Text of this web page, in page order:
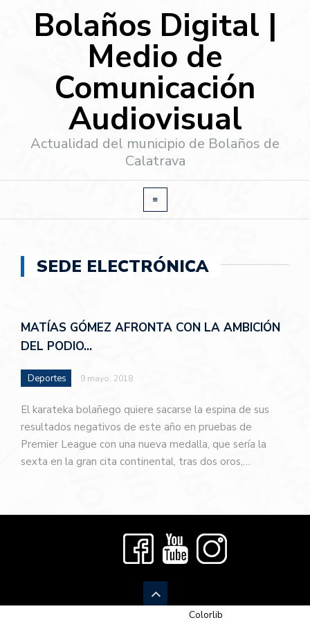
Bolaños Digital |
Medio de
Comunicación
Audiovisual
Actualidad del municipio de Bolaños de
Calatrava
SEDE ELECTRÓNICA
MATÍAS GÓMEZ AFRONTA CON LA AMBICIÓN
DEL PODIO…
Deportes 9 mayo, 2018
El karateka bolañego quiere sacarse la espina de sus
resultados negativos de este año en pruebas de
Premier League con una nueva medalla, que sería la
sexta en la gran cita continental, tras dos oros,…
Colorlib